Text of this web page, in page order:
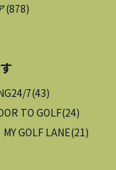
(878)
7(43)
TO GOLF(24)
MY GOLF LANE(21 )